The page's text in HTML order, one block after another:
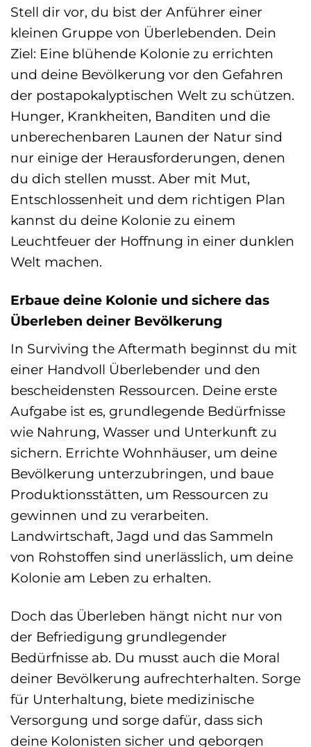
Stell dir vor, du bist der Anführer einer
kleinen Gruppe von Überlebenden. Dein
Ziel: Eine blühende Kolonie zu errichten
und deine Bevölkerung vor den Gefahren
der postapokalyptischen Welt zu schützen.
Hunger, Krankheiten, Banditen und die
unberechenbaren Launen der Natur sind
nur einige der Herausforderungen, denen
du dich stellen musst. Aber mit Mut,
Entschlossenheit und dem richtigen Plan
kannst du deine Kolonie zu einem
Leuchtfeuer der Hoffnung in einer dunklen
Welt machen.
Erbaue deine Kolonie und sichere das
Überleben deiner Bevölkerung
In Surviving the Aftermath beginnst du mit
einer Handvoll Überlebender und den
bescheidensten Ressourcen. Deine erste
Aufgabe ist es, grundlegende Bedürfnisse
wie Nahrung, Wasser und Unterkunft zu
sichern. Errichte Wohnhäuser, um deine
Bevölkerung unterzubringen, und baue
Produktionsstätten, um Ressourcen zu
gewinnen und zu verarbeiten.
Landwirtschaft, Jagd und das Sammeln
von Rohstoffen sind unerlässlich, um deine
Kolonie am Leben zu erhalten.
Doch das Überleben hängt nicht nur von
der Befriedigung grundlegender
Bedürfnisse ab. Du musst auch die Moral
deiner Bevölkerung aufrechterhalten. Sorge
für Unterhaltung, biete medizinische
Versorgung und sorge dafür, dass sich
deine Kolonisten sicher und geborgen